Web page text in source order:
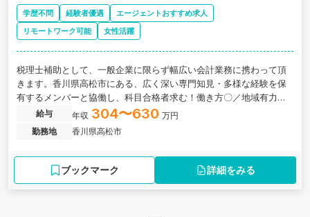
学歴不問 経験者優遇
エージェントおすすめ求人
リモートワーク可能
女性活躍
税理士補助として、一般企業に限らず幅広い会計業務に携わって頂
きます。香川県高松市にある、広く深い専門知見・多様な経験を保
有するメンバーと協働し、科目合格者求む！働き方〇／地域有力企
業に向けた税務業務を経験できる税理士法人す。
給与 年収 304〜630 万円
勤務地
香川県高松市
ブックマーク 詳細をみる